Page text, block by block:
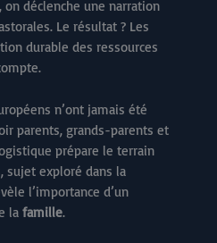
déclenche une narration
Le résultat ? Les
durable des ressources
n’ont jamais été
parents, grands-parents et
prépare le terrain
sujet exploré dans la
l’importance d’un
la famille.